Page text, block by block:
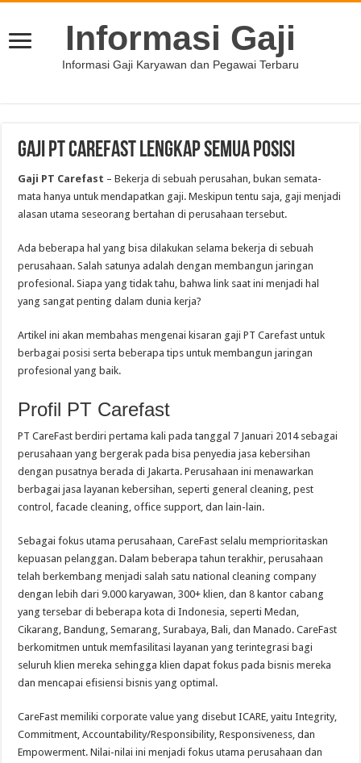
Informasi Gaji
Informasi Gaji Karyawan dan Pegawai Terbaru
Gaji PT Carefast Lengkap Semua Posisi
Gaji PT Carefast – Bekerja di sebuah perusahan, bukan semata-
mata hanya untuk mendapatkan gaji. Meskipun tentu saja, gaji menjadi
alasan utama seseorang bertahan di perusahaan tersebut.
Ada beberapa hal yang bisa dilakukan selama bekerja di sebuah
perusahaan. Salah satunya adalah dengan membangun jaringan
profesional. Siapa yang tidak tahu, bahwa link saat ini menjadi hal
yang sangat penting dalam dunia kerja?
Artikel ini akan membahas mengenai kisaran gaji PT Carefast untuk
berbagai posisi serta beberapa tips untuk membangun jaringan
profesional yang baik.
Profil PT Carefast
PT CareFast berdiri pertama kali pada tanggal 7 Januari 2014 sebagai
perusahaan yang bergerak pada bisa penyedia jasa kebersihan
dengan pusatnya berada di Jakarta. Perusahaan ini menawarkan
berbagai jasa layanan kebersihan, seperti general cleaning, pest
control, facade cleaning, office support, dan lain-lain.
Sebagai fokus utama perusahaan, CareFast selalu memprioritaskan
kepuasan pelanggan. Dalam beberapa tahun terakhir, perusahaan
telah berkembang menjadi salah satu national cleaning company
dengan lebih dari 9.000 karyawan, 300+ klien, dan 8 kantor cabang
yang tersebar di beberapa kota di Indonesia, seperti Medan,
Cikarang, Bandung, Semarang, Surabaya, Bali, dan Manado. CareFast
berkomitmen untuk memfasilitasi layanan yang terintegrasi bagi
seluruh klien mereka sehingga klien dapat fokus pada bisnis mereka
dan mencapai efisiensi bisnis yang optimal.
CareFast memiliki corporate value yang disebut ICARE, yaitu Integrity,
Commitment, Accountability/Responsibility, Responsiveness, dan
Empowerment. Nilai-nilai ini menjadi fokus utama perusahaan dan